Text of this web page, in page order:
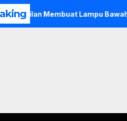
Lampu Bawah Air Pemkot